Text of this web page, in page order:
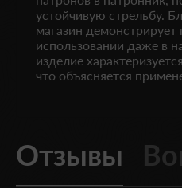
устойчивую стрельбу.
магазин демонстрирует
использовании даже в
изделие
что объясняется
Отзывы